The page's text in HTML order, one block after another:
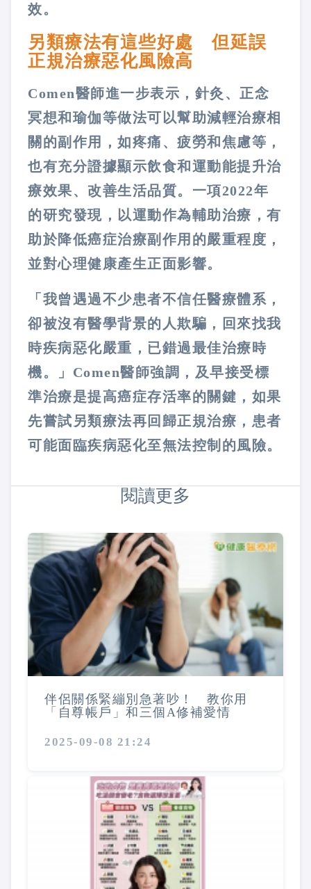
效。
另類療法有這些好處 但延誤
正規治療惡化風險高
Comen醫師進一步表示，針灸、正念
冥想和瑜伽等做法可以幫助減輕治療相
關的副作用，如疼痛、疲勞和焦慮等，
也有充分證據顯示飲食和運動能提升治
療效果、改善生活品質。一項2022年
的研究發現，以運動作為輔助治療，有
助於降低癌症治療副作用的嚴重程度，
並對心理健康產生正面影響。
「我曾遇過不少患者不信任醫療體系，
卻被沒有醫學背景的人欺騙，回來找我
時疾病惡化嚴重，已錯過最佳治療時
機。」Comen醫師強調，及早接受標
準治療是提高癌症存活率的關鍵，如果
先嘗試另類療法再回歸正規治療，患者
可能面臨疾病惡化至無法控制的風險。
閱讀更多
伴侶關係緊繃別急著吵！ 教你用
「自尊帳戶」和三個A修補愛情
2025-09-08 21:24